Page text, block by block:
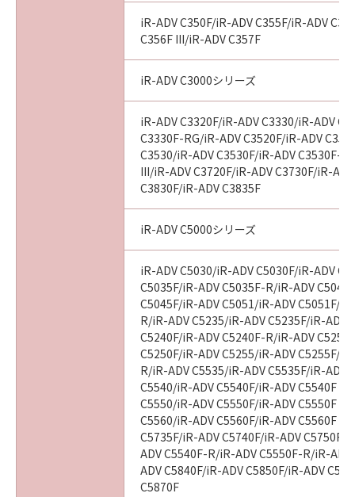
(2)キヤノン、キヤノンのライセンサー、キヤノ
ンの子会社、それらの販売代理店および販売店
は、「許諾ソフトウェア」の使用または使用不
能から生ずるいかなる損害（逸失利益およびそ
の他の派生的または付随的な損害を含むがこれ
らに限定されない全ての損害を言います。）に
ついて、適用法で認められる限り、一切の責任
を負わないものとします。たとえ、キヤノン、
キヤノンのライセンサー、キヤノンの子会社、
それらの販売代理店および販売店がかかる損害
の可能性について知らされていた場合でも同様
(3)キヤノン、キヤノンのライセンサー、キヤノ
ンの子会社、それらの販売代理店および販売店
は、「許諾ソフトウェア」または「許諾ソフト
ウェア」の使用に起因または関連してお客様と
第三者との間に生じたいかなる紛争について
も、一切責任を負わないものとします。
(1)本契約書は、お客様が『同意』を示す下記の
ボタンをクリックした時点で発効し、下記(2)ま
たは(3)により終了されるまで有効に存続しま
(2)お客様は、「許諾ソフトウェア」およびその
iR-ADV C350F/iR-ADV C355F/iR-ADV
C356F III/iR-ADV C357F
iR-ADV C3000シリーズ
iR-ADV C3320F/iR-ADV C3330/iR-ADV
C3330F-RG/iR-ADV C3520F/iR-ADV
C3530/iR-ADV C3530F/iR-ADV C3530F-
III/iR-ADV C3720F/iR-ADV C3730F/iR-
C3830F/iR-ADV C3835F
iR-ADV C5000シリーズ
iR-ADV C5030/iR-ADV C5030F/iR-ADV
C5035F/iR-ADV C5035F-R/iR-ADV
C5045F/iR-ADV C5051/iR-ADV C5051F/
R/iR-ADV C5235/iR-ADV C5235F/iR-ADV
C5240F/iR-ADV C5240F-R/iR-ADV
C5250F/iR-ADV C5255/iR-ADV C5255F/
R/iR-ADV C5535/iR-ADV C5535F/iR-ADV
C5540/iR-ADV C5540F/iR-ADV C5540F
C5550/iR-ADV C5550F/iR-ADV C5550F
C5560/iR-ADV C5560F/iR-ADV C5560F
C5735F/iR-ADV C5740F/iR-ADV C5750F/
ADV C5540F-R/iR-ADV C5550F-R/iR-
ADV C5840F/iR-ADV C5850F/iR-ADV
C5870F